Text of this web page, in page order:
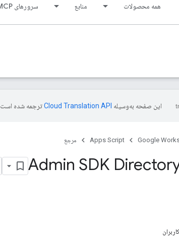
همه محصولات منابع سرورهای MCP
این صفحه به‌وسیله ترجمه شده است.
Google
Apps Script مرجع
Admin SDK Directory